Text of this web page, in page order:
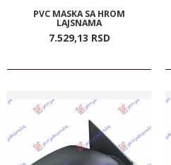
PVC MASKA SA HROM
LAJSNAMA
7.529,13 RSD